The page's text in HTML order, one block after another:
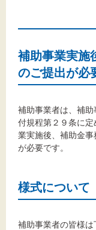
補助事業実施
のご提出が必
補助事業者は、補
付規程第２９条に
業実施後、補助金
が必要です。
様式について
補助事業者の皆様